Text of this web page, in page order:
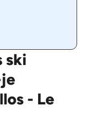
ski
- Le